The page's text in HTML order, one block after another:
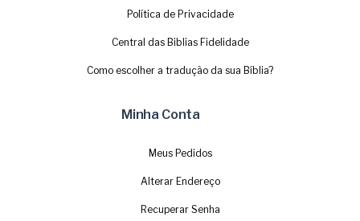
Política de Privacidade
Central das Biblias Fidelidade
Como escolher a tradução da sua Bíblia?
Minha Conta
Meus Pedidos
Alterar Endereço
Recuperar Senha